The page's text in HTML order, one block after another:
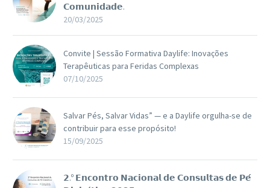
𝗖𝗼𝗺𝘂𝗻𝗶𝗱𝗮𝗱𝗲.
20/03/2025
Convite | Sessão Formativa Daylife: Inovações
Terapêuticas para Feridas Complexas
07/10/2025
Salvar Pés, Salvar Vidas” — e a Daylife orgulha-se de
contribuir para esse propósito!
15/09/2025
𝟮.º 𝗘𝗻𝗰𝗼𝗻𝘁𝗿𝗼 𝗡𝗮𝗰𝗶𝗼𝗻𝗮𝗹 𝗱𝗲 𝗖𝗼𝗻𝘀𝘂𝗹𝘁𝗮𝘀 𝗱𝗲 𝗣𝗲́